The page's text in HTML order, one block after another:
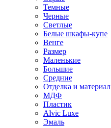
Темные
Черные
Светлые
Белые шкафы-купе
Венге
Размер
Маленькие
Большие
Средние
Отделка и материал
МДФ
Пластик
Alvic Luxe
Эмаль